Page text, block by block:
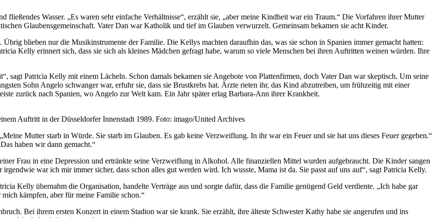
fließendes Wasser. „Es waren sehr einfache Verhältnisse“, erzählt sie, „aber meine Kindheit war ein Traum.“ Die Vorfahren ihrer Mutter
Glaubensgemeinschaft. Vater Dan war Katholik und tief im Glauben verwurzelt. Gemeinsam bekamen sie acht Kinder.
blieben nur die Musikinstrumente der Familie. Die Kellys machten daraufhin das, was sie schon in Spanien immer gemacht hatten:
Kelly erinnert sich, dass sie sich als kleines Mädchen gefragt habe, warum so viele Menschen bei ihren Auftritten weinen würden. Ihre
sagt Patricia Kelly mit einem Lächeln. Schon damals bekamen sie Angebote von Plattenfirmen, doch Vater Dan war skeptisch. Um seine
Sohn Angelo schwanger war, erfuhr sie, dass sie Brustkrebs hat. Ärzte rieten ihr, das Kind abzutreiben, um frühzeitig mit einer
zurück nach Spanien, wo Angelo zur Welt kam. Ein Jahr später erlag Barbara-Ann ihrer Krankheit.
Auftritt in der Düsseldorfer Innenstadt 1989. Foto: imago/United Archives
Mutter starb in Würde. Sie starb im Glauben. Es gab keine Verzweiflung. In ihr war ein Feuer und sie hat uns dieses Feuer gegeben.“
haben wir dann gemacht.“
Frau in eine Depression und ertränkte seine Verzweiflung in Alkohol. Alle finanziellen Mittel wurden aufgebraucht. Die Kinder sangen
war ich mir immer sicher, dass schon alles gut werden wird. Ich wusste, Mama ist da. Sie passt auf uns auf“, sagt Patricia Kelly.
Kelly übernahm die Organisation, handelte Verträge aus und sorgte dafür, dass die Familie genügend Geld verdiente. „Ich habe gar
kämpfen, aber für meine Familie schon.“
Bei ihrem ersten Konzert in einem Stadion war sie krank. Sie erzählt, ihre älteste Schwester Kathy habe sie angerufen und ins